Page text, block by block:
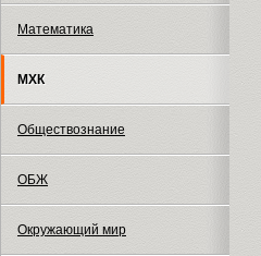
Математика
МХК
Обществознание
ОБЖ
Окружающий мир